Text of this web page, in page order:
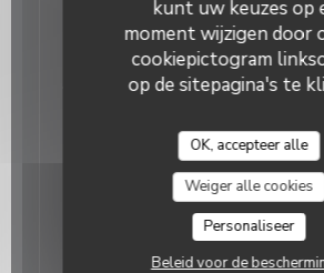
kunt uw keuzes op
moment wijzigen door
cookiepictogram
op de sitepagina's te
OK, accepteer alle
Weiger alle cookies
Personaliseer
Beleid voor de
magret de canard séché, figues,
crème de chèvre.
16,90 EUR
cépes poelées, crème de truffes
parmesan.
17,90 EUR
pizza